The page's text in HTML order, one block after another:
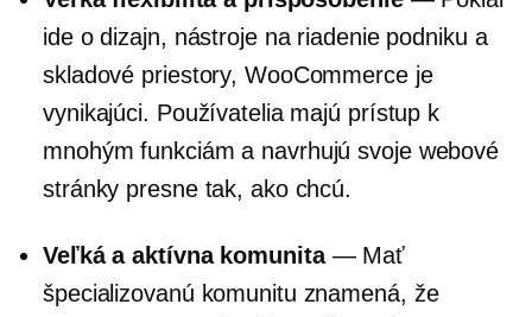
ide o dizajn, nástroje na riadenie podniku a
skladové priestory, WooCommerce je
vynikajúci. Používatelia majú prístup k
mnohým funkciám a navrhujú svoje webové
stránky presne tak, ako chcú.
Veľká a aktívna komunita— Mať
špecializovanú komunitu znamená, že